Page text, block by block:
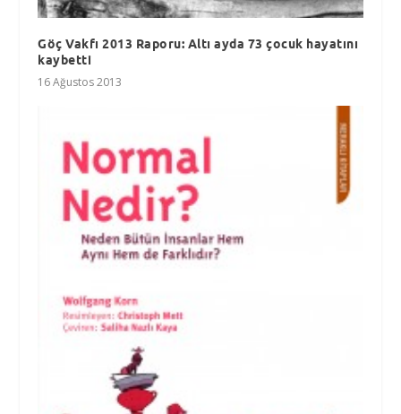
Göç Vakfı 2013 Raporu: Altı ayda 73 çocuk hayatını
kaybetti
16 Ağustos 2013